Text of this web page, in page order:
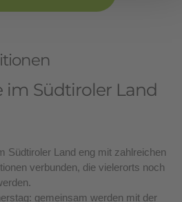
im Südtiroler Land
Südtiroler Land eng mit zahlreichen
verbunden, die vielerorts noch
gemeinsam werden mit der